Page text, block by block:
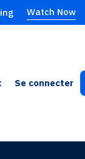
Watch Now
Se connecter